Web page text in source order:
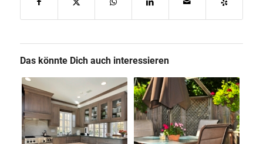
Das könnte Dich auch interessieren